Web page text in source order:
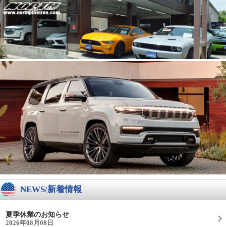
NEWS/新着情報
夏季休業のお知らせ
2026年08月08日